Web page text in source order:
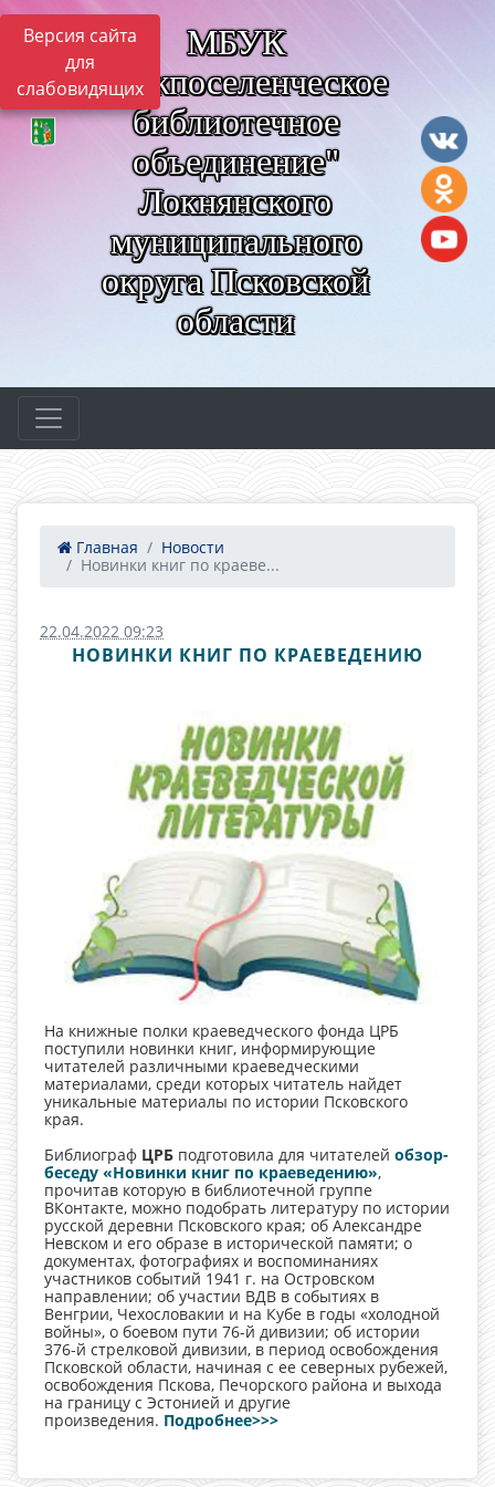
Версия сайта
для
слабовидящих
МБУК
"Межпоселенческое
библиотечное
объединение"
Локнянского
муниципального
округа Псковской
области
Главная
Новости
Новинки книг по краеве...
22.04.2022 09:23
НОВИНКИ КНИГ ПО КРАЕВЕДЕНИЮ
На книжные полки краеведческого фонда ЦРБ
поступили новинки книг, информирующие
читателей различными краеведческими
материалами, среди которых читатель найдет
уникальные материалы по истории Псковского
края.
Библиограф ЦРБ подготовила для читателей обзор-
беседу «Новинки книг по краеведению»,
прочитав которую в библиотечной группе
ВКонтакте, можно подобрать литературу по истории
русской деревни Псковского края; об Александре
Невском и его образе в исторической памяти; о
документах, фотографиях и воспоминаниях
участников событий 1941 г. на Островском
направлении; об участии ВДВ в событиях в
Венгрии, Чехословакии и на Кубе в годы «холодной
войны», о боевом пути 76-й дивизии; об истории
376-й стрелковой дивизии, в период освобождения
Псковской области, начиная с ее северных рубежей,
освобождения Пскова, Печорского района и выхода
на границу с Эстонией и другие
произведения. Подробнее>>>